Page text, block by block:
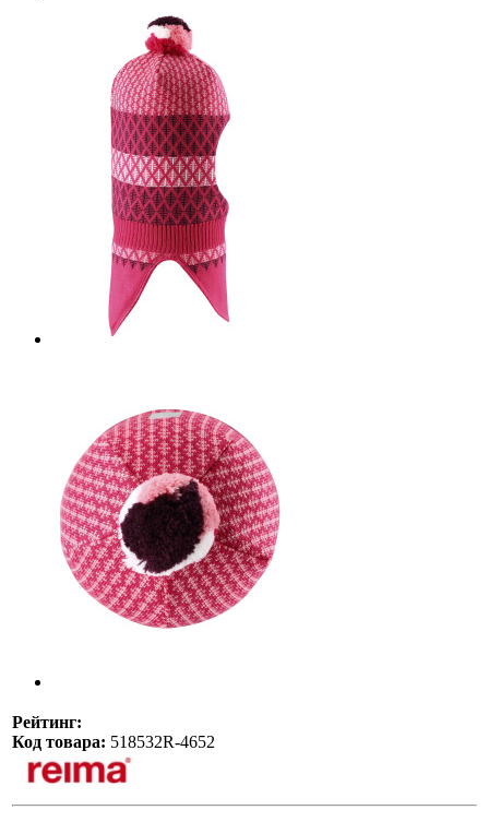
Рейтинг:
Код товара: 518532R-4652